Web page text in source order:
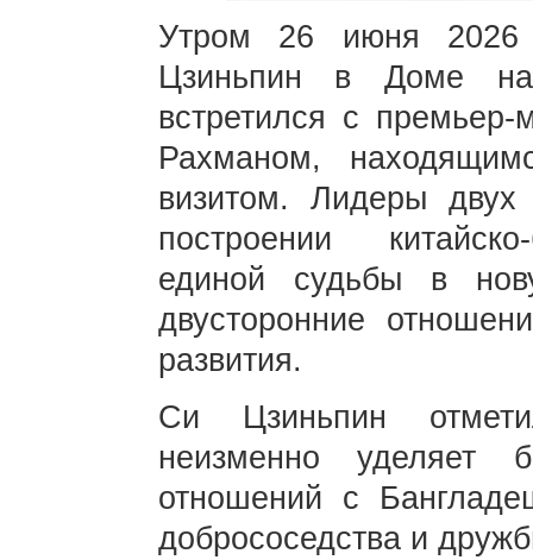
Утром 26 июня 2026
Цзиньпин в Доме
встретился с
Рахманом,
визитом. Лидеры
построении
единой судьбы в
двусторонние
развития.
Си Цзиньпин
неизменно уделяет
отношений с
добрососедства и